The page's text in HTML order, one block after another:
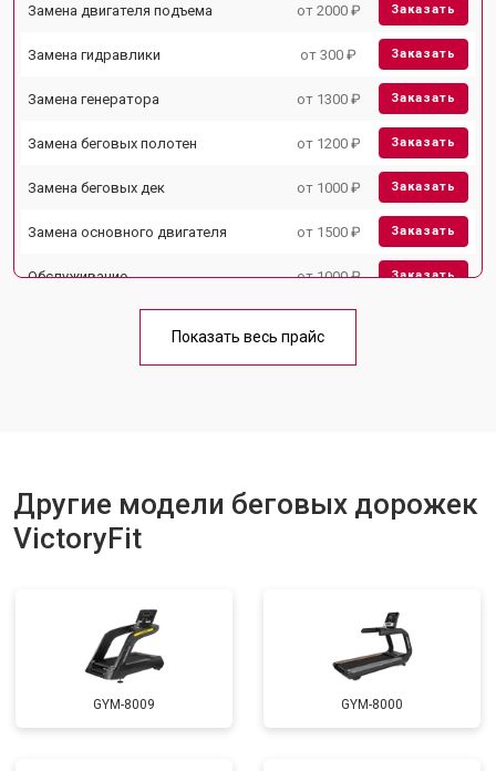
Замена двигателя подъема от 2000 ₽ Заказать
Замена гидравлики от 300 ₽ Заказать
Замена генератора от 1300 ₽ Заказать
Замена беговых полотен от 1200 ₽ Заказать
Замена беговых дек от 1000 ₽ Заказать
Замена основного двигателя от 1500 ₽ Заказать
Обслуживание от 1000 ₽ Заказать
Замена блока питания от 1000 ₽
Показать весь прайс
Другие модели беговых дорожек
VictoryFit
GYM-8009 GYM-8000